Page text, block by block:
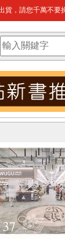
貨，請您千萬不要